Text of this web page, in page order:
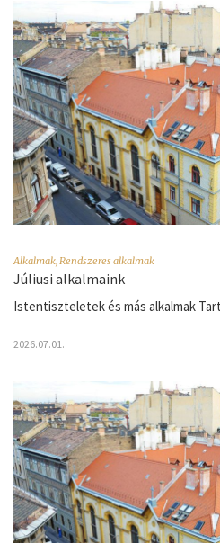
Alkalmak,Rendszeres alkalmak
Júliusi alkalmaink
Istentiszteletek és más alkalmak
2026.07.01.